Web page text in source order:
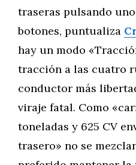
traseras pulsando
botones, puntualiza
hay un modo
tracción a las cuatro
conductor más
viraje fatal. Como
toneladas y 625 CV
trasero» no se